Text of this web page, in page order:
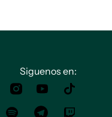
Siguenos en: